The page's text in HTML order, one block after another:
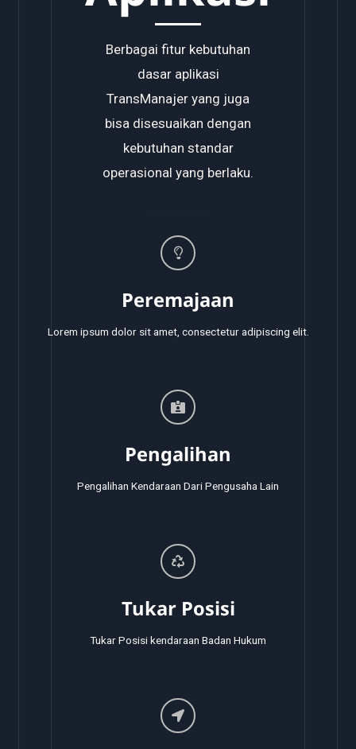
Berbagai fitur kebutuhan
dasar aplikasi
TransManajer yang juga
bisa disesuaikan dengan
kebutuhan standar
operasional yang berlaku.
Peremajaan
Lorem ipsum dolor sit amet, consectetur adipiscing elit.
Pengalihan
Pengalihan Kendaraan Dari Pengusaha Lain
Tukar Posisi
Tukar Posisi kendaraan Badan Hukum